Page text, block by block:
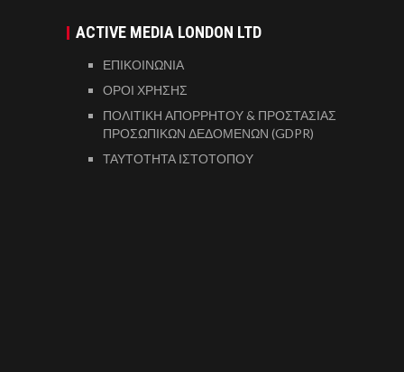
ACTIVE MEDIA LONDON LTD
ΕΠΙΚΟΙΝΩΝΙΑ
ΟΡΟΙ ΧΡΗΣΗΣ
ΠΟΛΙΤΙΚΗ ΑΠΟΡΡΗΤΟΥ & ΠΡΟΣΤΑΣΙΑΣ
ΠΡΟΣΩΠΙΚΩΝ ΔΕΔΟΜΕΝΩΝ (GDPR)
ΤΑΥΤΟΤΗΤΑ ΙΣΤΟΤΟΠΟΥ